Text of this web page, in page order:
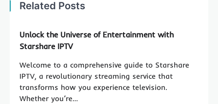
Related Posts
Unlock the Universe of Entertainment with
Starshare IPTV
Welcome to a comprehensive guide to Starshare
IPTV, a revolutionary streaming service that
transforms how you experience television.
Whether you’re…